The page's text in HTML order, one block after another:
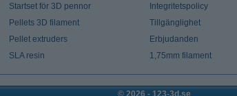
Startset för 3D pennor
Pellets 3D filament
Pellet extruders
SLA resin
Integritetspolicy
Tillgänglighet
Erbjudanden
1,75mm filament
© 2026 - 123-3d.se